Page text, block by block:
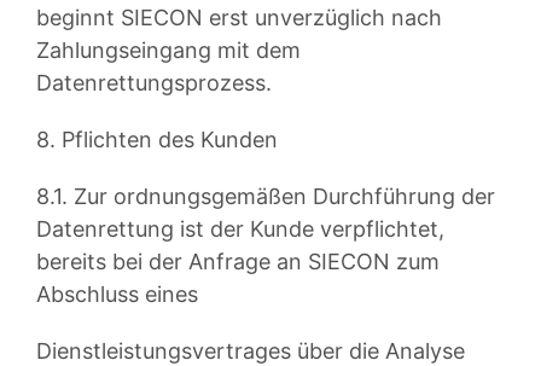
beginnt SIECON erst unverzüglich nach
Zahlungseingang mit dem
Datenrettungsprozess.
8. Pflichten des Kunden
8.1. Zur ordnungsgemäßen Durchführung der
Datenrettung ist der Kunde verpflichtet,
bereits bei der Anfrage an SIECON zum
Abschluss eines
Dienstleistungsvertrages über die Analyse